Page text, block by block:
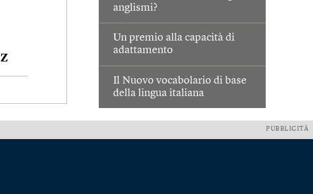
anglismi?
Un premio alla capacità di
adattamento
Il Nuovo vocabolario di base
della lingua italiana
Z
PUBBLICITÀ